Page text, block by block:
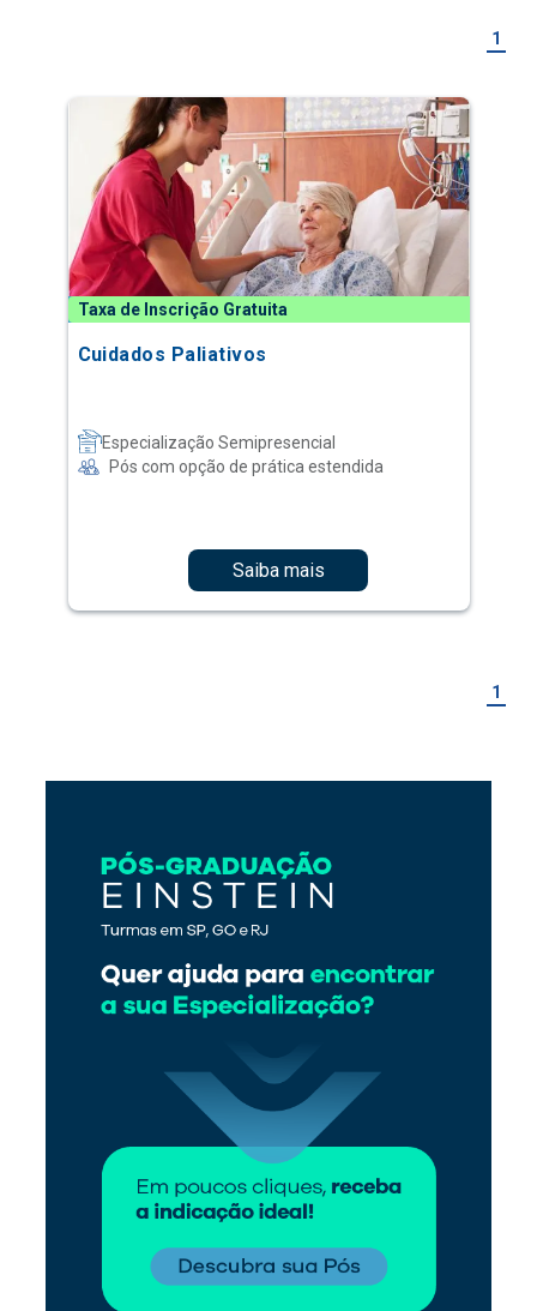
1
Taxa de Inscrição Gratuita
Cuidados Paliativos
Especialização Semipresencial
Pós com opção de prática estendida
Saiba mais
1